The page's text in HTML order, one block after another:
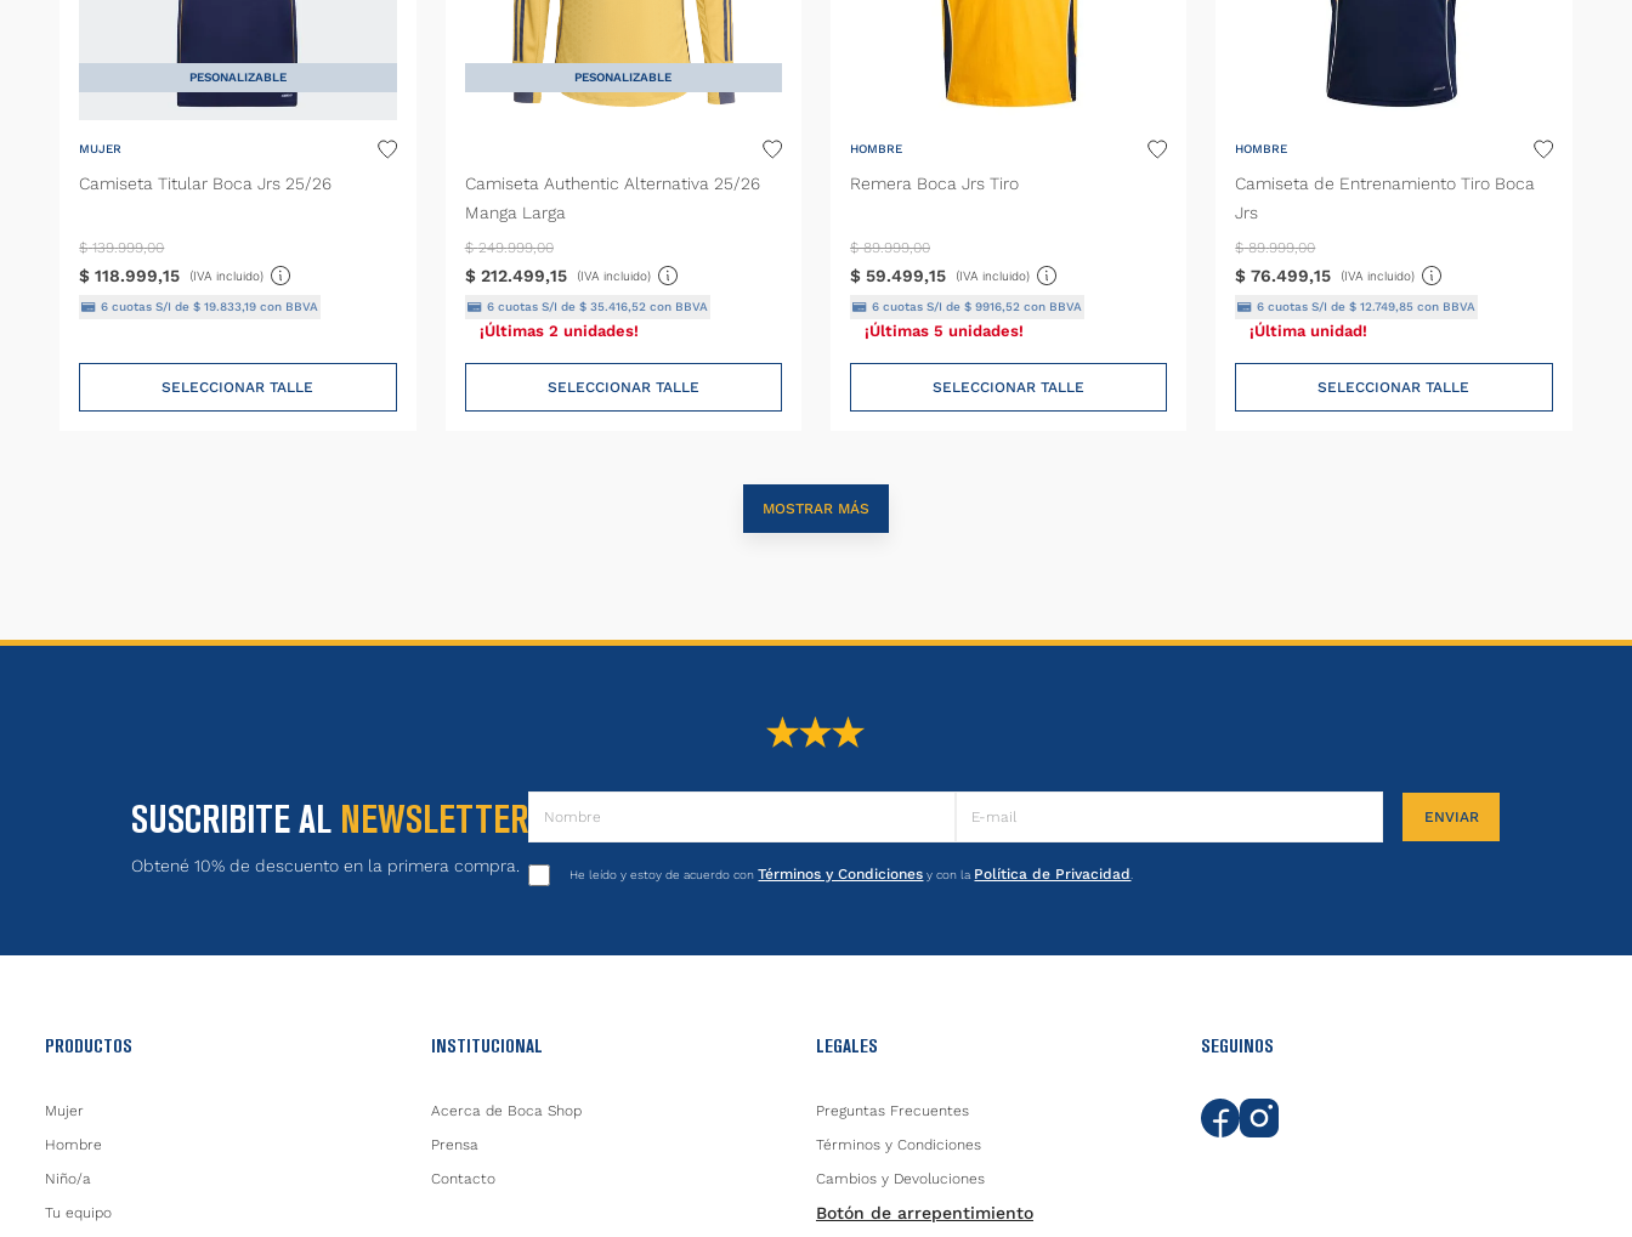
PESONALIZABLE
MUJER
Camiseta Titular Boca Jrs 25/26
$ 139.999,00
$ 118.999,15 (IVA incluido)
6 cuotas S/I de$ 19.833,19 con BBVA
SELECCIONAR TALLE
PESONALIZABLE
Camiseta Authentic Alternativa 25/26
Manga Larga
$ 249.999,00
$ 212.499,15 (IVA incluido)
6cuotas S/I de $ 35.416,52 con BBVA
¡Últimas 2 unidades!
SELECCIONAR TALLE
HOMBRE
Remera Boca Jrs Tiro
$ 89.999,00
$ 59.499,15 (IVA incluido)
6cuotas S/I de $ 9916,52 con BBVA
¡Últimas 5 unidades!
SELECCIONAR TALLE
HOMBRE
Camiseta de Entrenamiento Tiro Boca
Jrs
$ 89.999,00
$ 76.499,15 (IVA incluido)
6 cuotas S/I de$ 12.749,85 con BBVA
¡Última unidad!
SELECCIONAR TALLE
MOSTRAR MÁS
SUSCRIBITE AL NEWSLETTER
Obtené 10% de descuento en la primera compra.
ENVIAR
He leído y estoy de acuerdo conTérminos y Condiciones y con la Política de Privacidad
PRODUCTOS
Mujer
Hombre
Niño/a
Tu equipo
INSTITUCIONAL
Acerca de Boca Shop
Prensa
Contacto
LEGALES
Preguntas Frecuentes
Términos y Condiciones
Cambios y Devoluciones
Botón de arrepentimiento
SEGUINOS